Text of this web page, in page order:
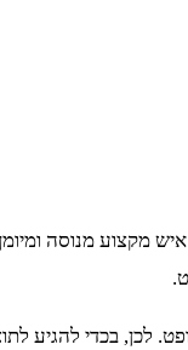
מקצוע מנוסה
לכן, בכדי להגיע